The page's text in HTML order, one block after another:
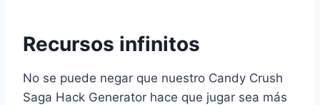
Recursos infinitos
No se puede negar que nuestro Candy Crush
Saga Hack Generator hace que jugar sea más